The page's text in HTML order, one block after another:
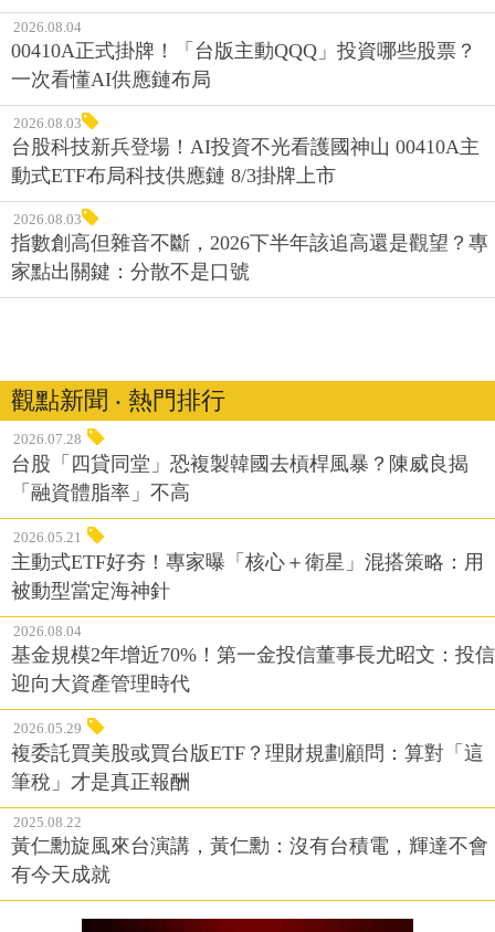
迎向大資產管理時代
2026.08.04
00410A正式掛牌！「台版主動QQQ」投資哪些股票？
一次看懂AI供應鏈布局
2026.08.03
台股科技新兵登場！AI投資不光看護國神山 00410A主
動式ETF布局科技供應鏈 8/3掛牌上市
2026.08.03
指數創高但雜音不斷，2026下半年該追高還是觀望？專
家點出關鍵：分散不是口號
觀點新聞 ‧ 熱門排行
2026.07.28
台股「四貸同堂」恐複製韓國去槓桿風暴？陳威良揭
「融資體脂率」不高
2026.05.21
主動式ETF好夯！專家曝「核心＋衛星」混搭策略：用
被動型當定海神針
2026.08.04
基金規模2年增近70%！第一金投信董事長尤昭文：投信
迎向大資產管理時代
2026.05.29
複委託買美股或買台版ETF？理財規劃顧問：算對「這
筆稅」才是真正報酬
2025.08.22
黃仁勳旋風來台演講，黃仁勳：沒有台積電，輝達不會
有今天成就